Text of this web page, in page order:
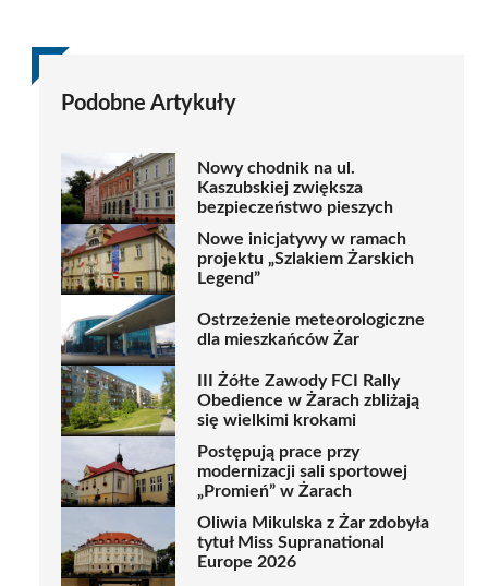
Podobne Artykuły
Nowy chodnik na ul.
Kaszubskiej zwiększa
bezpieczeństwo pieszych
Nowe inicjatywy w ramach
projektu „Szlakiem Żarskich
Legend”
Ostrzeżenie meteorologiczne
dla mieszkańców Żar
III Żółte Zawody FCI Rally
Obedience w Żarach zbliżają
się wielkimi krokami
Postępują prace przy
modernizacji sali sportowej
„Promień” w Żarach
Oliwia Mikulska z Żar zdobyła
tytuł Miss Supranational
Europe 2026